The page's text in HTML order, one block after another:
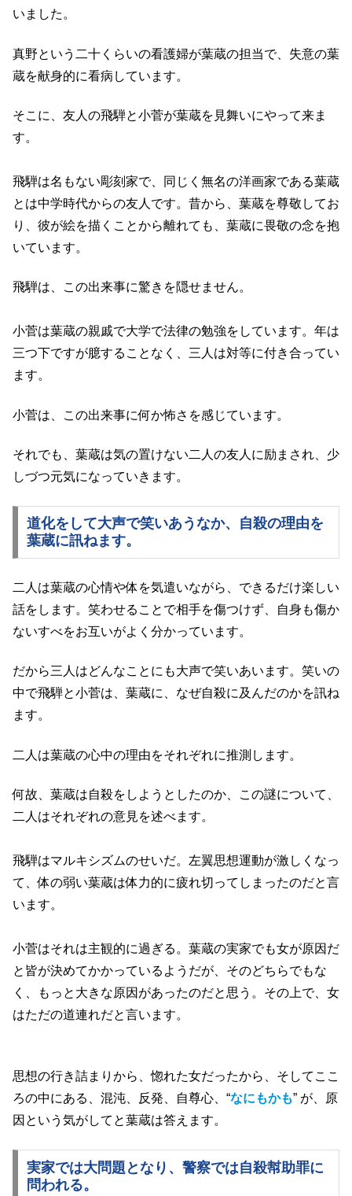
いました。
真野という二十くらいの看護婦が葉蔵の担当で、失意の葉
蔵を献身的に看病しています。
そこに、友人の飛騨と小菅が葉蔵を見舞いにやって来ま
す。
飛騨は名もない彫刻家で、同じく無名の洋画家である葉蔵
とは中学時代からの友人です。昔から、葉蔵を尊敬してお
り、彼が絵を描くことから離れても、葉蔵に畏敬の念を抱
いています。
飛騨は、この出来事に驚きを隠せません。
小菅は葉蔵の親戚で大学で法律の勉強をしています。年は
三つ下ですが臆することなく、三人は対等に付き合ってい
ます。
小菅は、この出来事に何か怖さを感じています。
それでも、葉蔵は気の置けない二人の友人に励まされ、少
しづつ元気になっていきます。
道化をして大声で笑いあうなか、自殺の理由を
葉蔵に訊ねます。
二人は葉蔵の心情や体を気遣いながら、できるだけ楽しい
話をします。笑わせることで相手を傷つけず、自身も傷か
ないすべをお互いがよく分かっています。
だから三人はどんなことにも大声で笑いあいます。笑いの
中で飛騨と小菅は、葉蔵に、なぜ自殺に及んだのかを訊ね
ます。
二人は葉蔵の心中の理由をそれぞれに推測します。
何故、葉蔵は自殺をしようとしたのか、この謎について、
二人はそれぞれの意見を述べます。
飛騨はマルキシズムのせいだ。左翼思想運動が激しくなっ
て、体の弱い葉蔵は体力的に疲れ切ってしまったのだと言
います。
小菅はそれは主観的に過ぎる。葉蔵の実家でも女が原因だ
と皆が決めてかかっているようだが、そのどちらでもな
く、もっと大きな原因があったのだと思う。その上で、女
はただの道連れだと言います。
思想の行き詰まりから、惚れた女だったから、そしてここ
ろの中にある、混沌、反発、自尊心、“なにもかも” が、原
因という気がしてと葉蔵は答えます。
実家では大問題となり、警察では自殺幇助罪に
問われる。